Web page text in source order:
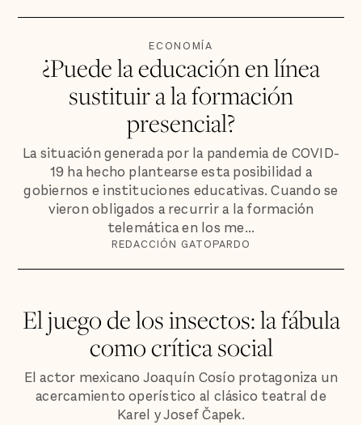
ECONOMÍA
¿Puede la educación en línea
sustituir a la formación
presencial?
La situación generada por la pandemia de COVID-
19 ha hecho plantearse esta posibilidad a
gobiernos e instituciones educativas. Cuando se
vieron obligados a recurrir a la formación
telemática en los me...
REDACCIÓN GATOPARDO
El juego de los insectos: la fábula
como crítica social
El actor mexicano Joaquín Cosío protagoniza un
acercamiento operístico al clásico teatral de
Karel y Josef Čapek.